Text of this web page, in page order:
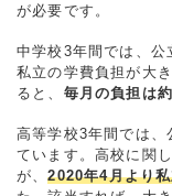
が必要です。
中学校3年間では、
私立の学費負担が大
ると、 毎月の負担は
高等学校3年間では
ています。高校に関
が、2020年4月より